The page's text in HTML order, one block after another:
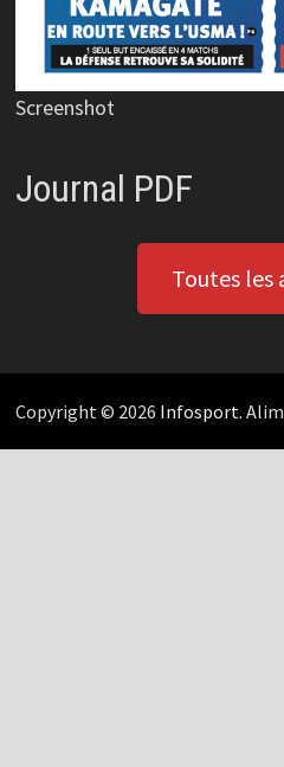
Screenshot
Journal PDF
Toutes les
Copyright © 2026 Infosport.